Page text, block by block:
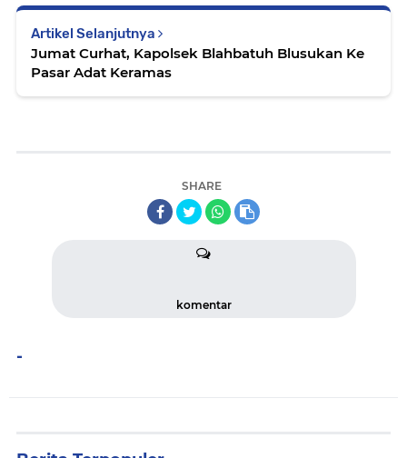
Artikel Selanjutnya
Jumat Curhat, Kapolsek Blahbatuh Blusukan Ke
Pasar Adat Keramas
SHARE
komentar
-